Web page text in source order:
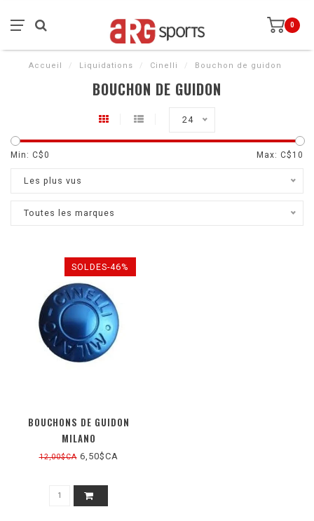
0
Accueil / Liquidations / Cinelli / Bouchon de guidon
BOUCHON DE GUIDON
24
Min: C$0 Max: C$ 10
Les plus vus
Toutes les marques
SOLDES-46%
BOUCHONS DE GUIDON
MILANO
12,00$CA6,50$CA